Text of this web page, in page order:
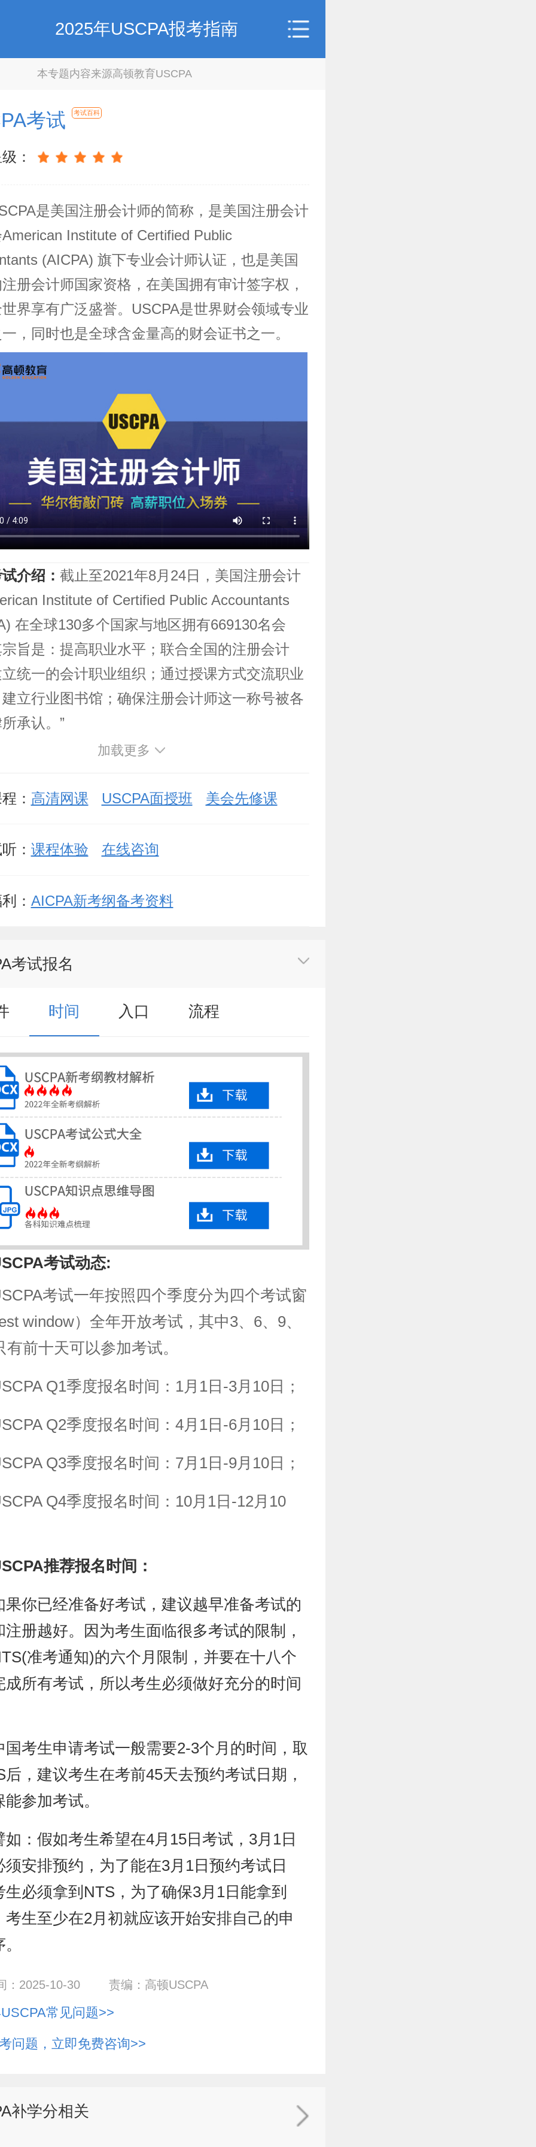
2025年USCPA报考指南
本专题内容来源高顿教育USCPA
考试 考试百科
：
是美国注册会计师的简称，是美国注册会计
Institute of Certified Public
(AICPA) 旗下专业会计师认证，也是美国
册会计师国家资格，在美国拥有审计签字权，
界享有广泛盛誉。USCPA是世界财会领域专业
，同时也是全球含金量高的财会证书之一。
介绍： 截止至2021年8月24日，美国注册会计
Institute of Certified Public Accountants
在全球130多个国家与地区拥有669130名会
旨是：提高职业水平；联合全国的注册会计
统一的会计职业组织；通过授课方式交流职业
立行业图书馆；确保注册会计师这一称号被各
承认。”
加载更多
： 高清网课 USCPA面授班 美会先修课
： 课程体验 在线咨询
： AICPA新考纲备考资料
考试报名
时间 入口 流程
考试动态:
考试一年按照四个季度分为四个考试窗
window）全年开放考试，其中3、6、9、
有前十天可以参加考试。
Q1季度报名时间：1月1日-3月10日；
Q2季度报名时间：4月1日-6月10日；
Q3季度报名时间：7月1日-9月10日；
Q4季度报名时间：10月1日-12月10
推荐报名时间：
果你已经准备好考试，建议越早准备考试的
注册越好。因为考生面临很多考试的限制，
准考通知)的六个月限制，并要在十八个
成所有考试，所以考生必须做好充分的时间
国考生申请考试一般需要2-3个月的时间，取
后，建议考生在考前45天去预约考试日期，
参加考试。
如：假如考生希望在4月15日考试，3月1日
须安排预约，为了能在3月1日预约考试日
生必须拿到NTS，为了确保3月1日能拿到
考生至少在2月初就应该开始安排自己的申
：2025-10-30 责编：高顿USCPA
常见问题>>
问题，立即免费咨询>>
补学分相关